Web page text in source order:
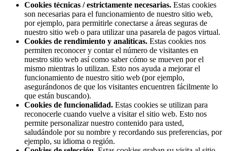
Cookies técnicas / estrictamente necesarias. Estas cookies
son necesarias para el funcionamiento de nuestro sitio web,
por ejemplo, para permitirle conectarse a áreas seguras de
nuestro sitio web o para utilizar una pasarela de pagos virtual.
Cookies de rendimiento y analíticas. Estas cookies nos
permiten reconocer y contar el número de visitantes en
nuestro sitio web así como saber cómo se mueven por el
mismo mientras lo utilizan. Esto nos ayuda a mejorar el
funcionamiento de nuestro sitio web (por ejemplo,
asegurándonos de que los visitantes encuentren fácilmente lo
que están buscando).
Cookies de funcionalidad. Estas cookies se utilizan para
reconocerle cuando vuelve a visitar el sitio web. Esto nos
permite personalizar nuestro contenido para usted,
saludándole por su nombre y recordando sus preferencias, por
ejemplo, su idioma o región.